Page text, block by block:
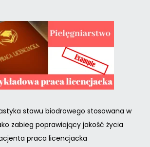
stawu biodrowego stosowana w
zabieg poprawiający jakość życia
praca licencjacka